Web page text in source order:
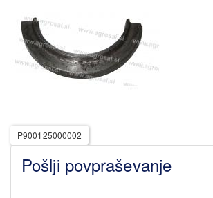
P900125000002
Pošlji povpraševanje